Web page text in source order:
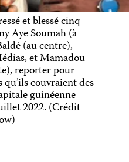
et blessé cinq
Aye Soumah (à
(au centre),
et Mamadou
reporter pour
couvraient des
guinéenne
2022. (Crédit